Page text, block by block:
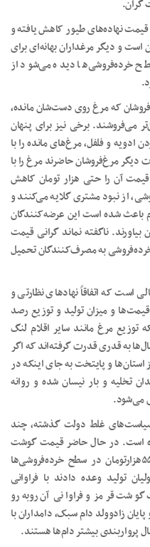
گران.
نهاده‌های طیور کاهش یافته و
و دیگر مرغداران بهانه‌ای برای
خرده‌فروشی‌ها دیده می‌شود از
که مرغ روی دست‌شان مانده،
می‌فروشند. برخی نیز برای پنهان
ادویه و فلفل، مرغ‌های مانده را با
دیگر مرغ‌فروشان حاضرند مرغ را با
قیمت آن را حتی هزار تومان کاهش
از نبود مشتری گلایه می‌کنند و
باعث شده است این عرضه‌کنندگان
ناگفته نماند گرانی قیمت
به مصرف‌کنندگان تحمیل
است که اتفاقاً نهاد‌های نظارتی و
و میزان تولید و توزیع رصد
توزیع مرغ مانند سایر اقلام لنگ
به قدری قدرت گرفته‌اند که اگر
و پایتخت به جای اینکه در
تخلیه و بار نیسان شده و روانه
می‌شود.
غلط دولت گذشته، چند
است. در حال حاضر قیمت گوشت
گوسفندی از کیلویی ۳۹۰‌هزار‌تومان تا ۵۵۰‌هزار‌تومان در سطح خرده‌فروشی‌ها
تولید وعده دادند با فراوانی
با کاهش قیمت گوشت قرمز و فراوانی آن روبه‌رو
زادوولد دام سبک، دامداران با
پرواربندی بیشتر دام‌ها هستند.